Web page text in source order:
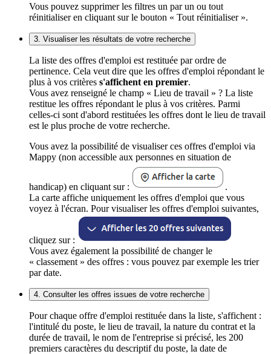
Vous pouvez supprimer les filtres un par un ou tout
réinitialiser en cliquant sur le bouton « Tout réinitialiser ».
3. Visualiser les résultats de votre recherche
La liste des offres d'emploi est restituée par ordre de
pertinence. Cela veut dire que les offres d'emploi répondant le
plus à vos critères s'affichent en premier.
Vous avez renseigné le champ « Lieu de travail » ? La liste
restitue les offres répondant le plus à vos critères. Parmi
celles-ci sont d'abord restituées les offres dont le lieu de travail
est le plus proche de votre recherche.
Vous avez la possibilité de visualiser ces offres d'emploi via
Mappy (non accessible aux personnes en situation de
handicap) en cliquant sur :
.
La carte affiche uniquement les offres d'emploi que vous
voyez à l'écran. Pour visualiser les offres d'emploi suivantes,
cliquez sur :
Vous avez également la possibilité de changer le
« classement » des offres : vous pouvez par exemple les trier
par date.
4. Consulter les offres issues de votre recherche
Pour chaque offre d'emploi restituée dans la liste, s'affichent :
l'intitulé du poste, le lieu de travail, la nature du contrat et la
durée de travail, le nom de l'entreprise si précisé, les 200
premiers caractères du descriptif du poste, la date de